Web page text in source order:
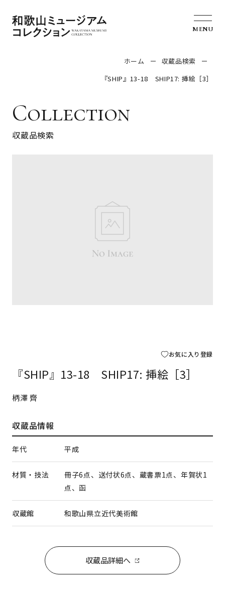
MENU
ホーム
収蔵品検索
『SHIP』13-18 SHIP17: 挿絵［3］
Collection
収蔵品検索
お気に入り登録
『SHIP』13-18 SHIP17: 挿絵［3］
柄澤 齊
収蔵品情報
年代 平成
材質・技法
冊子6点、送付状6点、蔵書票1点、年賀状1
点、函
収蔵館 和歌山県立近代美術館
収蔵品詳細へ